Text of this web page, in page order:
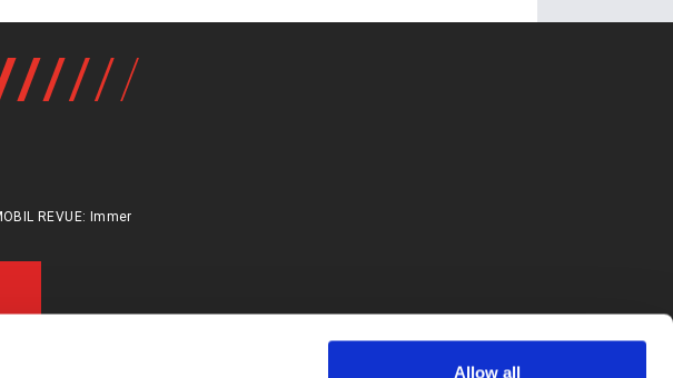
Allow all
REVUE: Immer